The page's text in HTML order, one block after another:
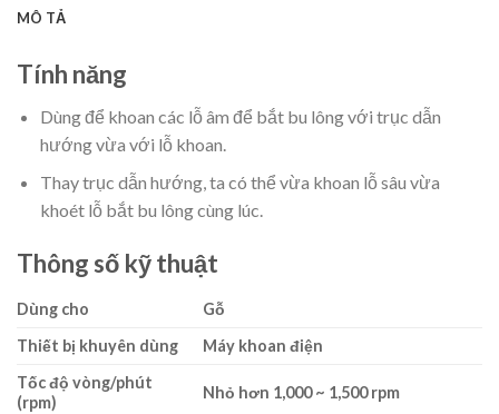
MÔ TẢ
Tính năng
Dùng để khoan các lỗ âm để bắt bu lông với trục dẫn
hướng vừa với lỗ khoan.
Thay trục dẫn hướng, ta có thể vừa khoan lỗ sâu vừa
khoét lỗ bắt bu lông cùng lúc.
Thông số kỹ thuật
Dùng cho
Gỗ
Thiết bị khuyên dùng
Máy khoan điện
Tốc độ vòng/phút
(rpm)
Nhỏ hơn 1,000 ~ 1,500 rpm